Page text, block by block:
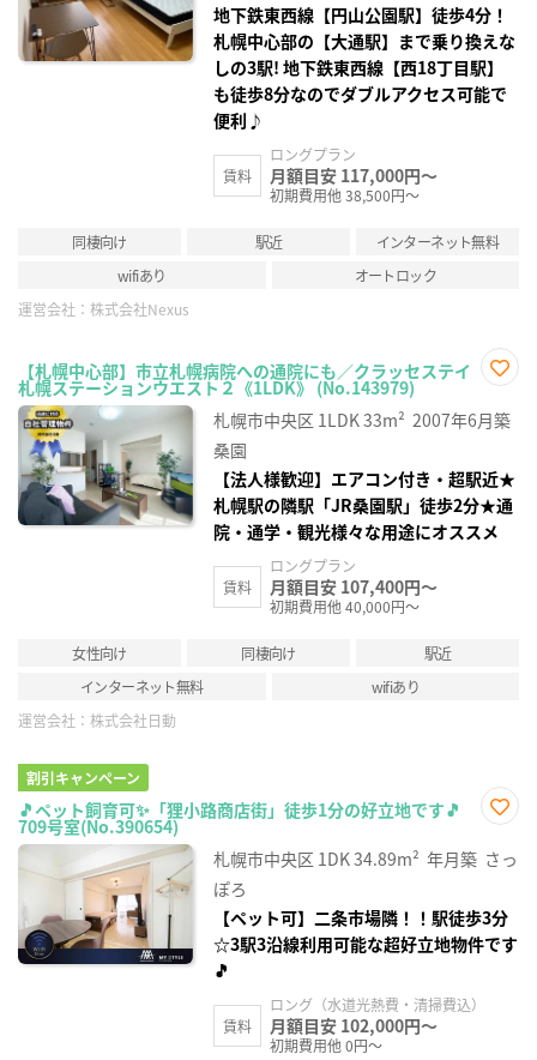
地下鉄東西線【円山公園駅】徒歩4分！
札幌中心部の【大通駅】まで乗り換えな
しの3駅! 地下鉄東西線【西18丁目駅】
も徒歩8分なのでダブルアクセス可能で
便利♪
賃料
ロングプラン
月額目安 117,000円～
初期費用他 38,500円～
同棲向け 駅近
インターネット無料
wifiあり
オートロック
運営会社： 株式会社Nexus
【札幌中心部】市立札幌病院への通院にも／クラッセステイ
札幌ステーションウエスト２《1LDK》 (No.143979)
に入
り登
札幌市中央区 1LDK33m² 2007年6月築
桑園
【法人様歓迎】エアコン付き・超駅近★
札幌駅の隣駅「JR桑園駅」徒歩2分★通
院・通学・観光様々な用途にオススメ
賃料
ロングプラン
月額目安 107,400円～
初期費用他 40,000円～
女性向け 同棲向け
駅近
インターネット無料
wifiあり
運営会社： 株式会社日動
割引キャンペーン
🎵ペット飼育可✨「狸小路商店街」徒歩1分の好立地です🎵
709号室(No.390654)
に入
り登
札幌市中央区 1DK34.89m² 年月築 さっ
ぽろ
【ペット可】二条市場隣！！駅徒歩3分
☆3駅3沿線利用可能な超好立地物件です
🎵
賃料
ロング（水道光熱費・清掃費込）
月額目安 102,000円～
初期費用他 0円～